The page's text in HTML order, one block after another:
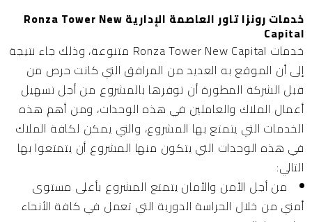
خدمات رونزا تاور العاصمة الإدارية Ronza Tower New
Capital
خدمات Ronza Tower New Capital متنوعة، وذلك جاء نتيجة
إلى أن الموقع به العديد من المرافق التي كانت حرص من
قبل الشركة المطورة أن توفرها بالمشروع من أجل تسهيل
أعمال الملاك والعاملين في هذه الوحدات، ومن أهم هذه
الخدمات التي يتمتع بها المشروع، والتي يمكن لكافة الملاك
في هذه الوحدات التي يتكون منها المشروع أن يتمتعوا بها
التالي:
من أجل الأمن والأمان يتمتع المشروع بأعلى مستوى
أمني من خلال الحراسة الدورية التي تعمل في كافة الأنحاء